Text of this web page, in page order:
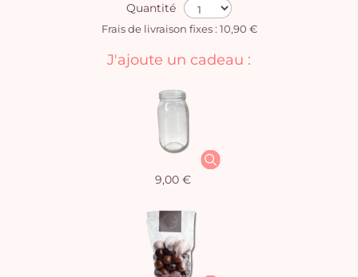
Quantité
Frais de livraison fixes : 10,90 €
J'ajoute un cadeau :
9,00 €